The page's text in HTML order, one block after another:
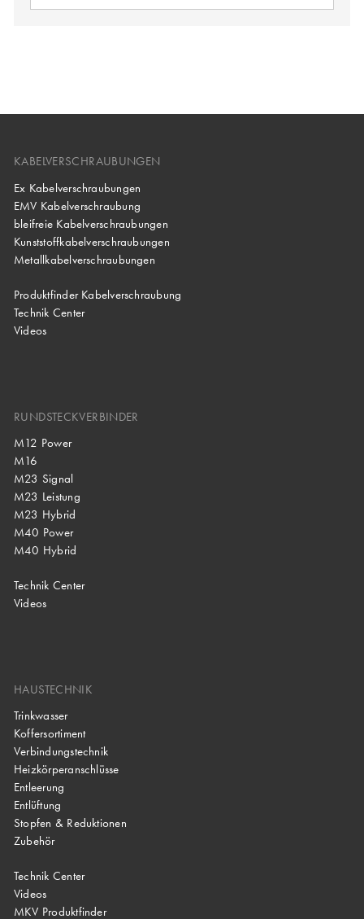
KABELVERSCHRAUBUNGEN
Ex Kabelverschraubungen
EMV Kabelverschraubung
bleifreie Kabelverschraubungen
Kunststoffkabelverschraubungen
Metallkabelverschraubungen
Produktfinder Kabelverschraubung
Technik Center
Videos
RUNDSTECKVERBINDER
M12 Power
M16
M23 Signal
M23 Leistung
M23 Hybrid
M40 Power
M40 Hybrid
Technik Center
Videos
HAUSTECHNIK
Trinkwasser
Koffersortiment
Verbindungstechnik
Heizkörperanschlüsse
Entleerung
Entlüftung
Stopfen & Reduktionen
Zubehör
Technik Center
Videos
MKV Produktfinder